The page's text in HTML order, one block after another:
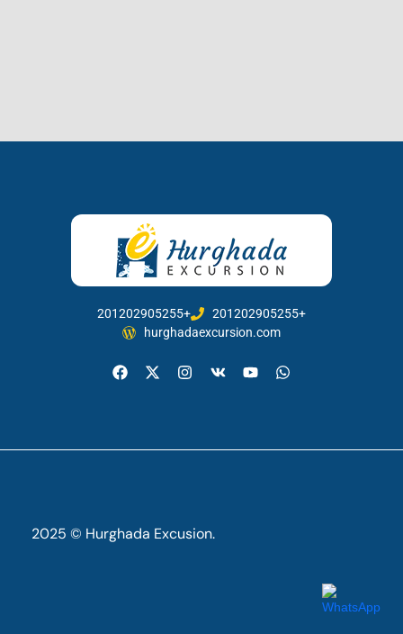
201202905255+
201202905255+
hurghadaexcursion.com
2025 © Hurghada Excusion.